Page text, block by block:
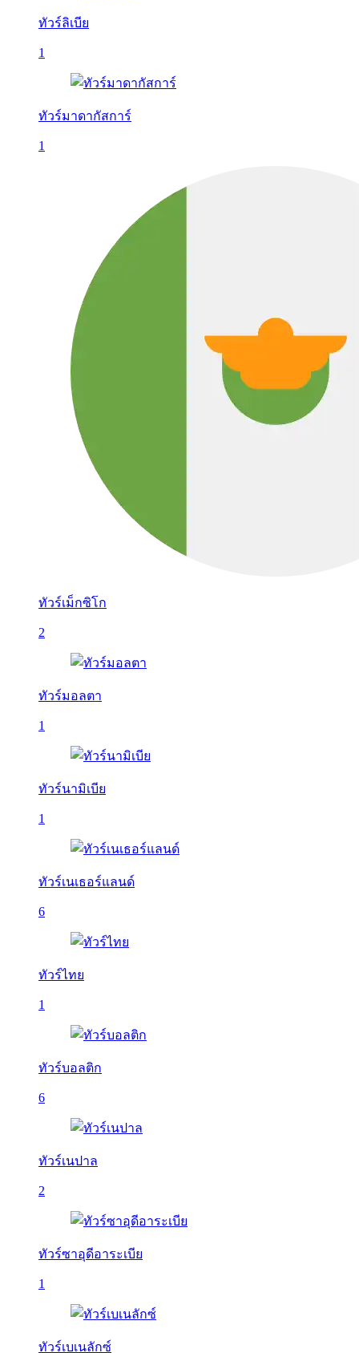
ทัวร์ลิเบีย
1
ทัวร์มาดากัสการ์
1
ทัวร์เม็กซิโก
2
ทัวร์มอลตา
1
ทัวร์นามิเบีย
1
ทัวร์เนเธอร์แลนด์
6
ทัวร์ไทย
1
ทัวร์บอลติก
6
ทัวร์เนปาล
2
ทัวร์ซาอุดีอาระเบีย
1
ทัวร์เบเนลักซ์